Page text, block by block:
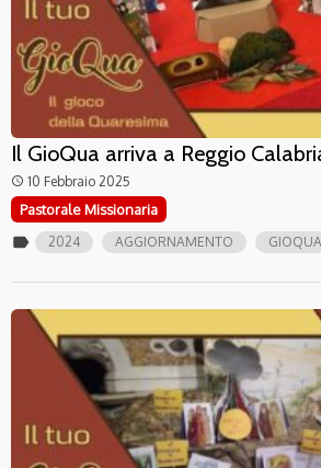
Il GioQua arriva a Reggio
access_time 10 Febbraio 2025
Pastorale Missionaria
label 2024 AGGIORNAMENTO GIOQUA